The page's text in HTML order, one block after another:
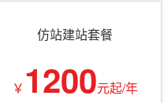
仿站建站套餐
￥ 1200元起/年